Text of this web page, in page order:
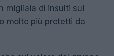
migliaia di insulti sui
molto più protetti da